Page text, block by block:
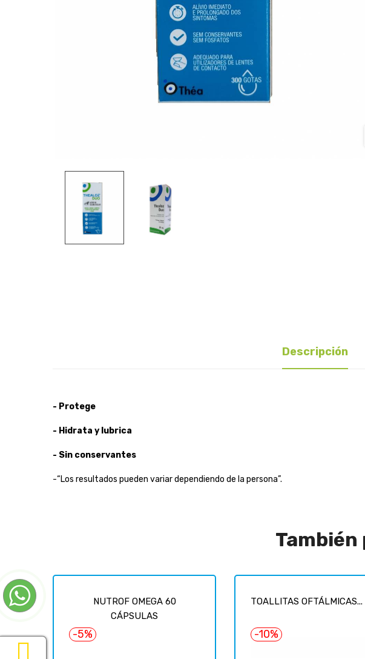
Descripción
- Protege
- Hidrata y lubrica
- Sin conservantes
-“Los resultados pueden variar dependiendo de la persona”.
NUTROF OMEGA 60
CÁPSULAS
-5%
TOALLITAS OFTÁLMICAS...
-10%